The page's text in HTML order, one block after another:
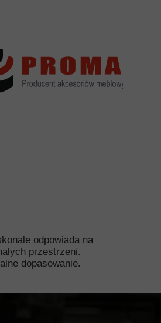
odpowiada na
przestrzeni.
dopasowanie.